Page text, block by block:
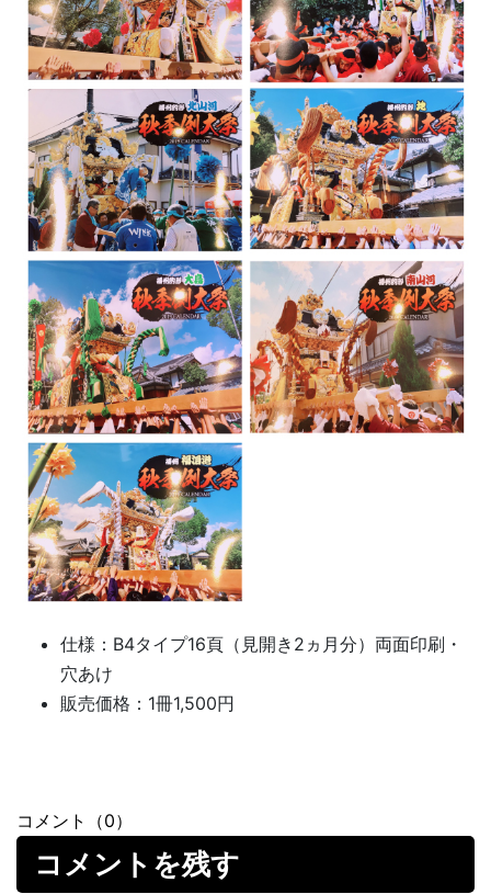
仕様：B4タイプ16頁（見開き2ヵ月分）両面印刷・
穴あけ
販売価格：1冊1,500円
コメント（0）
コメントを残す